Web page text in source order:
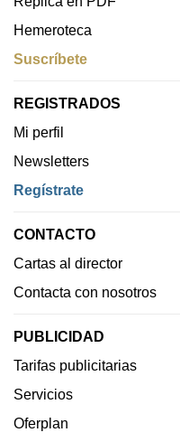
Hemeroteca
Suscríbete
REGISTRADOS
Mi perfil
Newsletters
Regístrate
CONTACTO
Cartas al director
Contacta con nosotros
PUBLICIDAD
Tarifas publicitarias
Servicios
Oferplan